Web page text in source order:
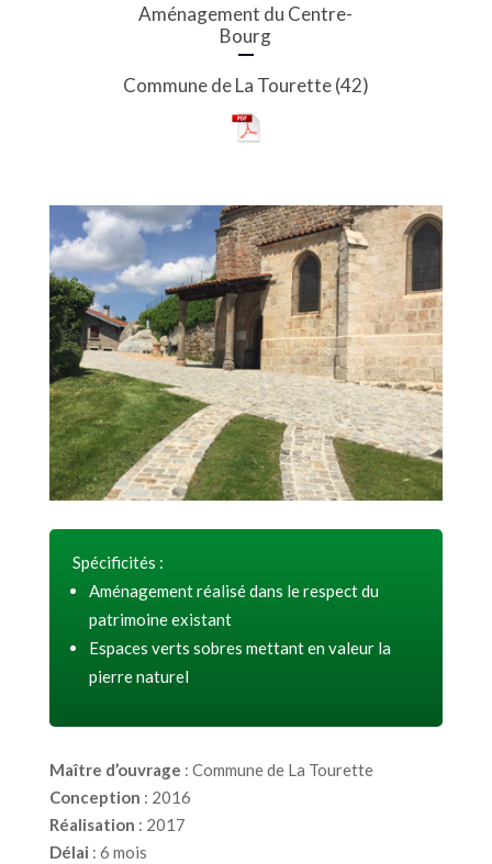
Aménagement du Centre-
Bourg
Commune de La Tourette (42)
Spécificités :
Aménagement réalisé dans le respect du
patrimoine existant
Espaces verts sobres mettant en valeur la
pierre naturel
Maître d’ouvrage : Commune de La Tourette
Conception : 2016
Réalisation : 2017
Délai : 6 mois